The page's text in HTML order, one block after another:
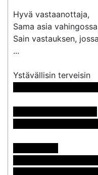
Hyvä vastaanottaja,
Sama asia
Sain vastauksen,
...